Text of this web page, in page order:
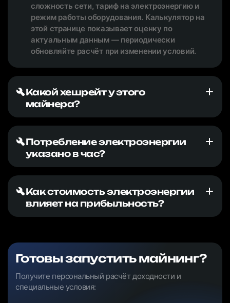
сложность сети, тариф на электроэнергию и
режим работы оборудования. Калькулятор на
этой странице показывает оценку по
актуальным данным — периодически
обновляйте расчёт при изменении условий.
Какой хешрейт у этого
майнера?
Потребление электроэнергии
указано в час?
Как стоимость электроэнергии
влияет на прибыльность?
Готовы запустить майнинг?
Получите персональный расчёт доходности и
специальные условия: